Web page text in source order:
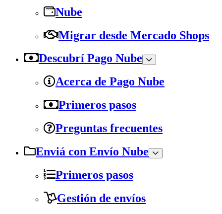
Nube
Migrar desde Mercado Shops
Descubrí Pago Nube
Acerca de Pago Nube
Primeros pasos
Preguntas frecuentes
Enviá con Envío Nube
Primeros pasos
Gestión de envíos